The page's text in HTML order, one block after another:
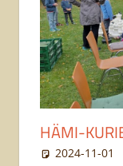
HÄMI-
2024-11-01